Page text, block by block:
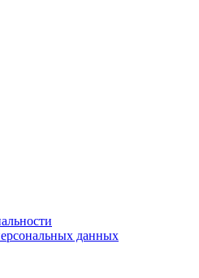
данных